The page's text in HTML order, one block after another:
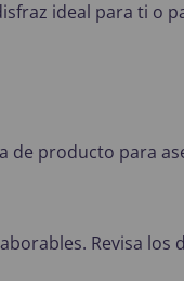
ideal para ti o
de producto para
Revisa